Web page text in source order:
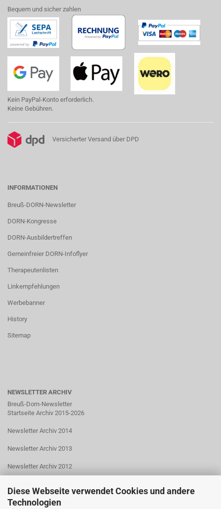
Diese Webseite verwendet Cookies und andere
Technologien
Bequem und sicher zahlen
Kein PayPal-Konto erforderlich.
Keine Gebühren.
Versicherter Versand über DPD
INFORMATIONEN
Breuß-DORN-Newsletter
DORN-Kongresse
DORN-Ausbildertreffen
Gemeinfreier DORN-Infoflyer
Therapeutenlisten
Linkempfehlungen
Werbebanner
History
Sitemap
NEWSLETTER ARCHIV
Breuß-Dorn-Newsletter
Startseite Archiv 2015-2026
Newsletter Archiv 2014
Newsletter Archiv 2013
Newsletter Archiv 2012
Newsletter Archiv 2010